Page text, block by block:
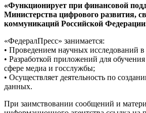
«Функционирует при финансовой
Министерства цифрового развития,
коммуникаций Российской
«ФедералПресс» занимается:
• Проведением научных исследований в
• Разработкой приложений для
сфере медиа и госслужбы;
• Осуществляет деятельность по
данных.
При заимствовании сообщений и